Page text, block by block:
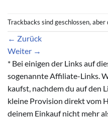
Trackbacks sind geschlossen,
← Zurück
Weiter →
* Bei einigen der Links auf
sogenannte Affiliate-Links.
kaufst, nachdem du auf den
kleine Provision direkt vom
deinem Einkauf nicht mehr